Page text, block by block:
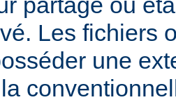
Les fichiers
une